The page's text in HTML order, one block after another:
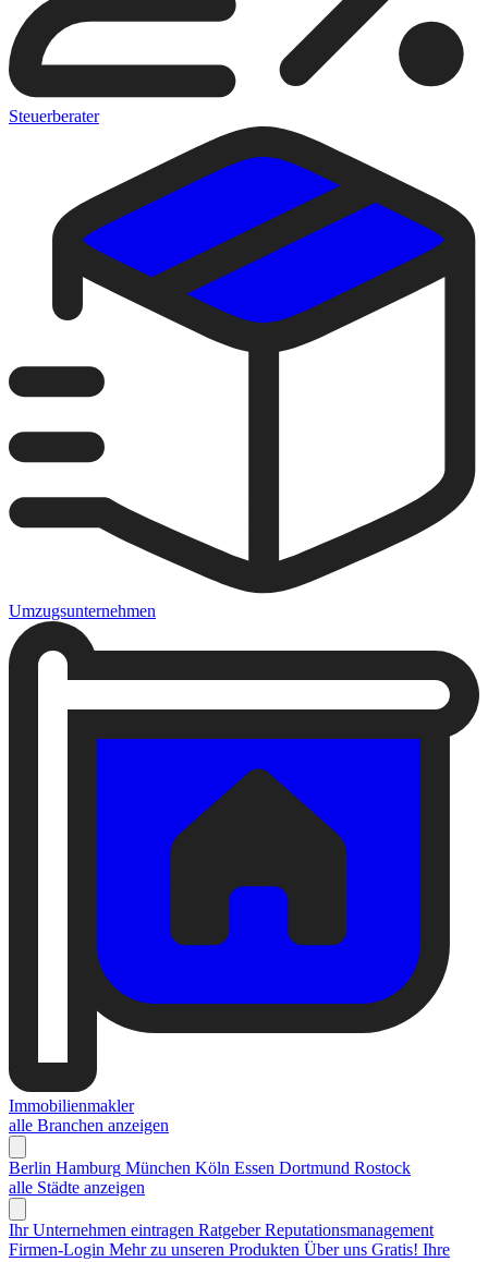
Steuerberater
Umzugsunternehmen
Immobilienmakler
alle Branchen anzeigen
Berlin Hamburg München Köln Essen Dortmund Rostock
alle Städte anzeigen
Ihr Unternehmen eintragen Ratgeber Reputationsmanagement
Firmen-Login Mehr zu unseren Produkten Über uns Gratis! Ihre